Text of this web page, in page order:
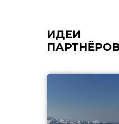
ИДЕИ
ПАРТНЁРОВ